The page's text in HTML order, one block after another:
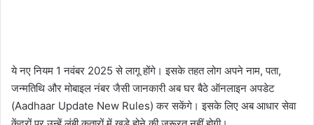
ये नए नियम 1 नवंबर 2025 से लागू होंगे। इसके तहत लोग अपने नाम, पता,
जन्मतिथि और मोबाइल नंबर जैसी जानकारी अब घर बैठे ऑनलाइन अपडेट
(Aadhaar Update New Rules) कर सकेंगे। इसके लिए अब आधार सेवा